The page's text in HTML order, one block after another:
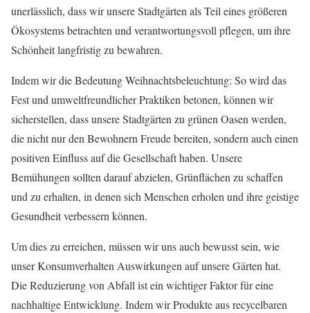
unerlässlich, dass wir unsere Stadtgärten als Teil eines größeren
Ökosystems betrachten und verantwortungsvoll pflegen, um ihre
Schönheit langfristig zu bewahren.
Indem wir die Bedeutung Weihnachtsbeleuchtung: So wird das
Fest und umweltfreundlicher Praktiken betonen, können wir
sicherstellen, dass unsere Stadtgärten zu grünen Oasen werden,
die nicht nur den Bewohnern Freude bereiten, sondern auch einen
positiven Einfluss auf die Gesellschaft haben. Unsere
Bemühungen sollten darauf abzielen, Grünflächen zu schaffen
und zu erhalten, in denen sich Menschen erholen und ihre geistige
Gesundheit verbessern können.
Um dies zu erreichen, müssen wir uns auch bewusst sein, wie
unser Konsumverhalten Auswirkungen auf unsere Gärten hat.
Die Reduzierung von Abfall ist ein wichtiger Faktor für eine
nachhaltige Entwicklung. Indem wir Produkte aus recycelbaren